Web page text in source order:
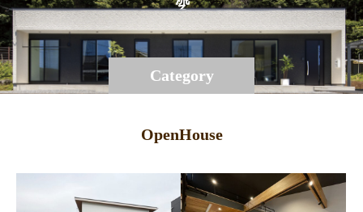
Category
OpenHouse